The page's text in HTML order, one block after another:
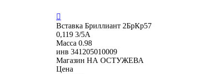

Вставка Бриллиант 2БрКр57
0,119 3/5А
Масса 0.98
инв 341205010009
Магазин НА ОСТУЖЕВА
Цена